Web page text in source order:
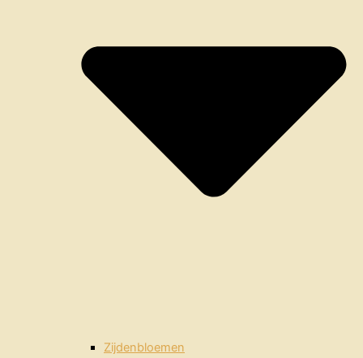
Zijdenbloemen